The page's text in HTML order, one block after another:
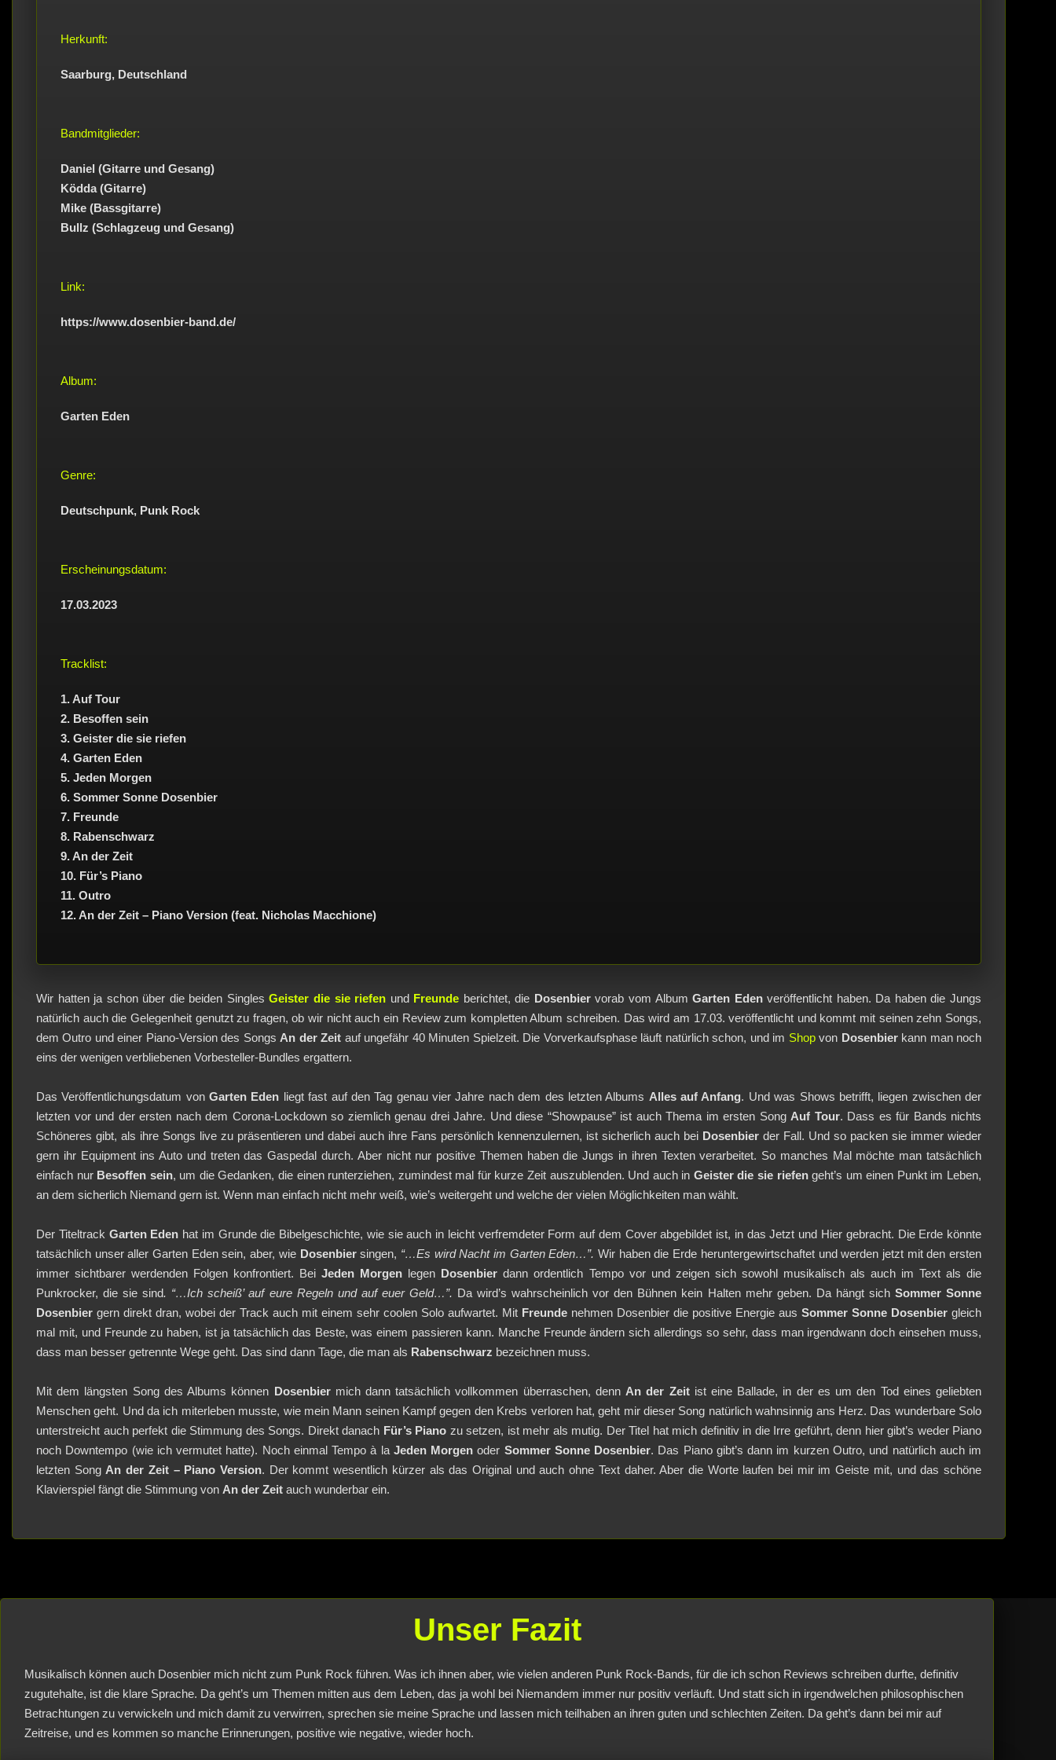
Herkunft:
Saarburg, Deutschland
Bandmitglieder:
Daniel (Gitarre und Gesang)
Ködda (Gitarre)
Mike (Bassgitarre)
Bullz (Schlagzeug und Gesang)
Link:
https://www.dosenbier-band.de/
Album:
Garten Eden
Genre:
Deutschpunk, Punk Rock
Erscheinungsdatum:
17.03.2023
Tracklist:
1. Auf Tour
2. Besoffen sein
3. Geister die sie riefen
4. Garten Eden
5. Jeden Morgen
6. Sommer Sonne Dosenbier
7. Freunde
8. Rabenschwarz
9. An der Zeit
10. Für’s Piano
11. Outro
12. An der Zeit – Piano Version (feat. Nicholas Macchione)
Wir hatten ja schon über die beiden SinglesGeister die sie riefen und Freunde berichtet, die Dosenbiervorab vom AlbumGarten Edenveröffentlicht haben. Da haben die Jungs
natürlich auch die Gelegenheit genutzt zu fragen, ob wir nicht auch ein Review zum kompletten Album schreiben. Das wird am 17.03. veröffentlicht und kommt mit seinen zehn Songs,
dem Outro und einer Piano-Version des Songs An der Zeit auf ungefähr 40 Minuten Spielzeit. Die Vorverkaufsphase läuft natürlich schon, und im Shopvon Dosenbierkann man noch
eins der wenigen verbliebenen Vorbesteller-Bundles ergattern.
Das Veröffentlichungsdatum vonGarten Eden liegt fast auf den Tag genau vier Jahre nach dem des letzten Albums Alles auf Anfang. Und was Shows betrifft, liegen zwischen der
letzten vor und der ersten nach dem Corona-Lockdown so ziemlich genau drei Jahre. Und diese “Showpause” ist auch Thema im ersten Song Auf Tour. Dass es für Bands nichts
Schöneres gibt, als ihre Songs live zu präsentieren und dabei auch ihre Fans persönlich kennenzulernen, ist sicherlich auch bei Dosenbier der Fall. Und so packen sie immer wieder
gern ihr Equipment ins Auto und treten das Gaspedal durch. Aber nicht nur positive Themen haben die Jungs in ihren Texten verarbeitet. So manches Mal möchte man tatsächlich
einfach nur Besoffen sein, um die Gedanken, die einen runterziehen, zumindest mal für kurze Zeit auszublenden. Und auch in Geister die sie riefengeht’s um einen Punkt im Leben,
an dem sicherlich Niemand gern ist. Wenn man einfach nicht mehr weiß, wie’s weitergeht und welche der vielen Möglichkeiten man wählt.
Der Titeltrack Garten Eden hat im Grunde die Bibelgeschichte, wie sie auch in leicht verfremdeter Form auf dem Cover abgebildet ist, in das Jetzt und Hier gebracht. Die Erde könnte
tatsächlich unser aller Garten Eden sein, aber, wie Dosenbiersingen, “…Es wird Nacht im Garten Eden…”. Wir haben die Erde heruntergewirtschaftet und werden jetzt mit den ersten
immer sichtbarer werdenden Folgen konfrontiert. BeiJeden Morgen legen Dosenbier dann ordentlich Tempo vor und zeigen sich sowohl musikalisch als auch im Text als die
Punkrocker, die sie sind. “…Ich scheiß’ auf eure Regeln und auf euer Geld…”. Da wird’s wahrscheinlich vor den Bühnen kein Halten mehr geben. Da hängt sich Sommer Sonne
Dosenbier gern direkt dran, wobei der Track auch mit einem sehr coolen Solo aufwartet. Mit Freunde nehmen Dosenbier die positive Energie aus Sommer Sonne Dosenbier gleich
mal mit, und Freunde zu haben, ist ja tatsächlich das Beste, was einem passieren kann. Manche Freunde ändern sich allerdings so sehr, dass man irgendwann doch einsehen muss,
dass man besser getrennte Wege geht. Das sind dann Tage, die man als Rabenschwarz bezeichnen muss.
Mit dem längsten Song des Albums können Dosenbiermich dann tatsächlich vollkommen überraschen, denn An der Zeitist eine Ballade, in der es um den Tod eines geliebten
Menschen geht. Und da ich miterleben musste, wie mein Mann seinen Kampf gegen den Krebs verloren hat, geht mir dieser Song natürlich wahnsinnig ans Herz. Das wunderbare Solo
unterstreicht auch perfekt die Stimmung des Songs. Direkt danach Für’s Piano zu setzen, ist mehr als mutig. Der Titel hat mich definitiv in die Irre geführt, denn hier gibt’s weder Piano
noch Downtempo (wie ich vermutet hatte). Noch einmal Tempo à la Jeden Morgen oder Sommer Sonne Dosenbier. Das Piano gibt’s dann im kurzen Outro, und natürlich auch im
letzten Song An der Zeit – Piano Version. Der kommt wesentlich kürzer als das Original und auch ohne Text daher. Aber die Worte laufen bei mir im Geiste mit, und das schöne
Klavierspiel fängt die Stimmung von An der Zeit auch wunderbar ein.
Unser Fazit
Musikalisch können auch Dosenbier mich nicht zum Punk Rock führen. Was ich ihnen aber, wie vielen anderen Punk Rock-Bands, für die ich schon Reviews schreiben durfte, definitiv
zugutehalte, ist die klare Sprache. Da geht’s um Themen mitten aus dem Leben, das ja wohl bei Niemandem immer nur positiv verläuft. Und statt sich in irgendwelchen philosophischen
Betrachtungen zu verwickeln und mich damit zu verwirren, sprechen sie meine Sprache und lassen mich teilhaben an ihren guten und schlechten Zeiten. Da geht’s dann bei mir auf
Zeitreise, und es kommen so manche Erinnerungen, positive wie negative, wieder hoch.